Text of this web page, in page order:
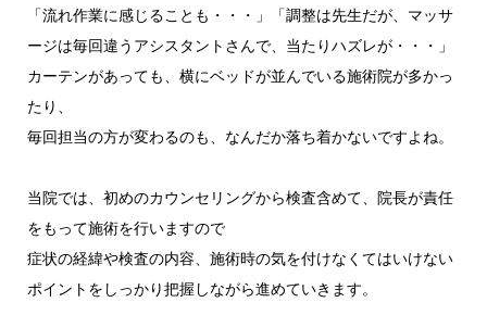
「流れ作業に感じることも・・・」「調整は先生だが、マッサ
ージは毎回違うアシスタントさんで、当たりハズレが・・・」
カーテンがあっても、横にベッドが並んでいる施術院が多かっ
たり、
毎回担当の方が変わるのも、なんだか落ち着かないですよね。
当院では、初めのカウンセリングから検査含めて、院長が責任
をもって施術を行いますので
症状の経緯や検査の内容、施術時の気を付けなくてはいけない
ポイントをしっかり把握しながら進めていきます。